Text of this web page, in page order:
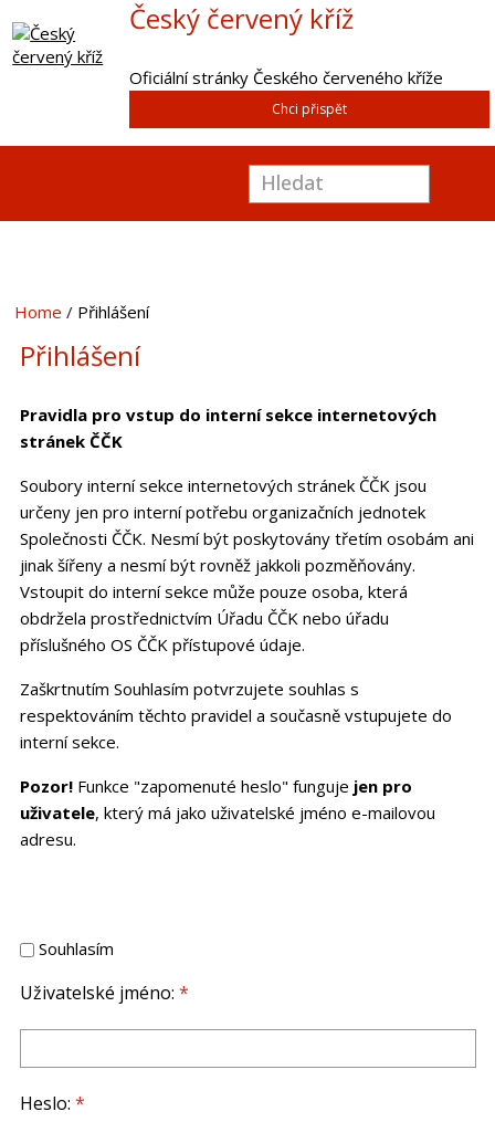
Český červený kříž
Oficiální stránky Českého červeného kříže
Chci přispět
Home Přihlášení
Přihlášení
Pravidla pro vstup do interní sekce internetových
stránek ČČK
Soubory interní sekce internetových stránek ČČK jsou
určeny jen pro interní potřebu organizačních jednotek
Společnosti ČČK. Nesmí být poskytovány třetím osobám ani
jinak šířeny a nesmí být rovněž jakkoli pozměňovány.
Vstoupit do interní sekce může pouze osoba, která
obdržela prostřednictvím Úřadu ČČK nebo úřadu
příslušného OS ČČK přístupové údaje.
Zaškrtnutím Souhlasím potvrzujete souhlas s
respektováním těchto pravidel a současně vstupujete do
interní sekce.
Pozor!Funkce "zapomenuté heslo" funguje jen pro
uživatele, který má jako uživatelské jméno e-mailovou
adresu.
Souhlasím
Uživatelské jméno: *
Heslo: *